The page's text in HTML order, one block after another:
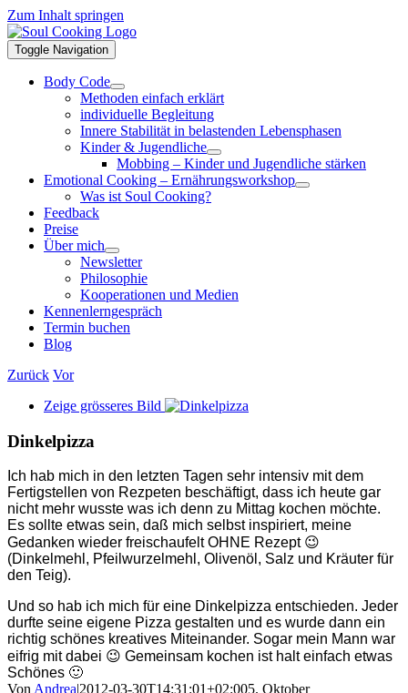
Zum Inhalt springen
Toggle Navigation
Body Code
Methoden einfach erklärt
individuelle Begleitung
Innere Stabilität in belastenden Lebensphasen
Kinder & Jugendliche
Mobbing – Kinder und Jugendliche stärken
Emotional Cooking – Ernährungsworkshop
Was ist Soul Cooking?
Feedback
Preise
Über mich
Newsletter
Philosophie
Kooperationen und Medien
Kennenlerngespräch
Termin buchen
Blog
Zurück Vor
Zeige grösseres Bild
Dinkelpizza
Ich hab mich in den letzten Tagen sehr intensiv mit dem
Fertigstellen von Rezpeten beschäftigt, dass ich heute gar
nicht mehr wusste was ich denn zu Mittag kochen möchte.
Es sollte etwas sein, daß mich selbst inspiriert, meine
Gedanken wieder freischaufelt OHNE Rezept 😉
(Dinkelmehl, Pfeilwurzelmehl, Olivenöl, Salz und Kräuter für
den Teig).
Und so hab ich mich für eine Dinkelpizza entschieden. Jeder
durfte seine eigene Pizza gestalten und es wurde dann ein
richtig schönes kreatives Miteinander. Sogar mein Mann war
eifrig mit dabei 😉 Gemeinsam kochen ist halt einfach etwas
Schönes 🙂
VonAndrea|2012-03-30T14:31:01+02:005. Oktober